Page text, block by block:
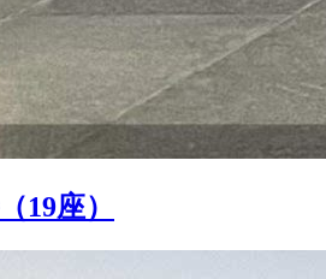
19座）